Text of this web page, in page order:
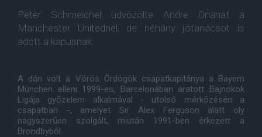
Peter Schmeichel üdvözölte Andre Onanat a
Manchester Unitednél, de néhány jótanácsot is
adott a kapusnak.
A dán volt a Vörös Ördögök csapatkapitánya a Bayern
München elleni 1999-es, Barcelonában aratott Bajnokok
Ligája győzelem alkalmával - utolsó mérkőzésén a
csapatban -, amelyet Sir Alex Ferguson alatt oly
nagyszerűen szolgált, miután 1991-ben érkezett a
Brondbyből.